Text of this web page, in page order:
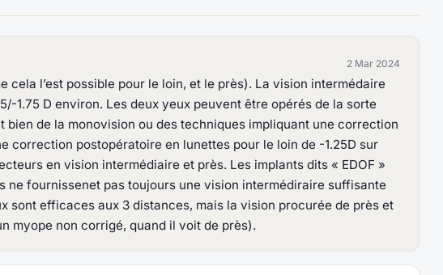
2 Mar 2024
l’est possible pour le loin, et le près). La vision intermédaire
1.75 D environ. Les deux yeux peuvent être opérés de la sorte
de la monovision ou des techniques impliquant une correction
correction postopératoire en lunettes pour le loin de -1.25D sur
en vision intermédiaire et près. Les implants dits « EDOF »
fournissenet pas toujours une vision intermédiraire suffisante
sont efficaces aux 3 distances, mais la vision procurée de près et
myope non corrigé, quand il voit de près).